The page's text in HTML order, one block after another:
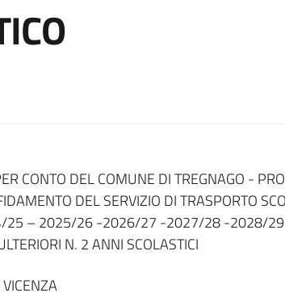
CONTO DEL COMUNE DI TREGNAGO -
DEL SERVIZIO DI TRASPORTO
25 – 2025/26 -2026/27 -2027/28 -2028/29
N. 2 ANNI SCOLASTICI